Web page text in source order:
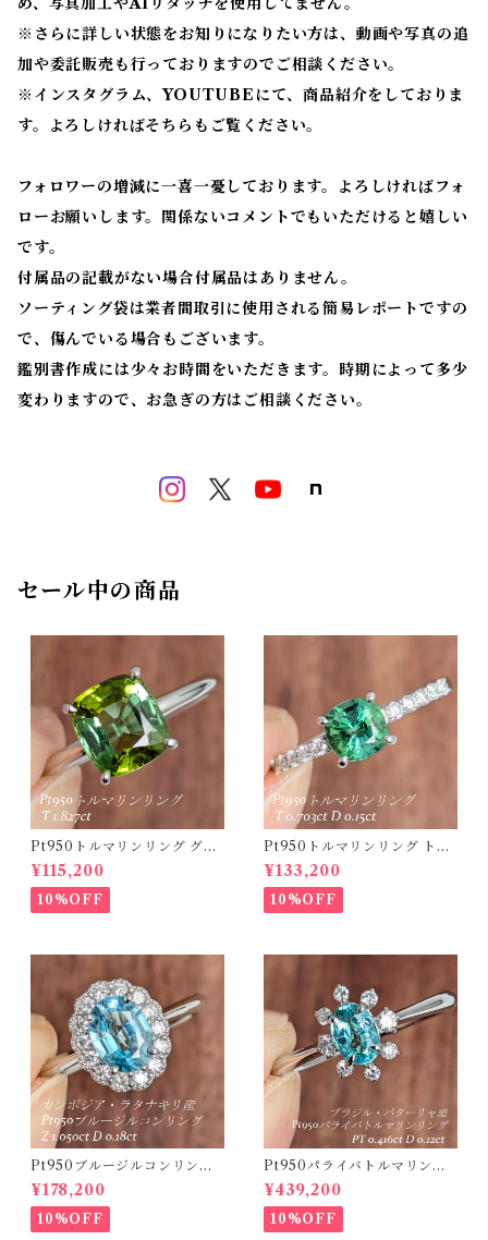
※ さらに詳しい状態をお知りになりたい方は、動画や写真の追
加や委託販売も行っておりますのでご相談ください。
※ インスタグラム、YOUTUBEにて、商品紹介をしておりま
す。よろしければそちらもご覧ください。
フォロワーの増減に一喜一憂しております。よろしければフォ
ローお願いします。関係ないコメントでもいただけると嬉しい
です。
付属品の記載がない場合付属品はありません。
ソーティング袋は業者間取引に使用される簡易レポートですの
で、傷んでいる場合もございます。
鑑別書作成には少々お時間をいただきます。時期によって多少
変わりますので、お急ぎの方はご相談ください。
セール中の商品
Pt950トルマリンリング グリ
ーントルマリン 1.827ct 【PR
O208635】
¥115,200
10%OFF
Pt950トルマリンリング トル
マリン 0.703ct ダイヤモンド
0.15ct【PRO208634】
¥133,200
10%OFF
Pt950ブルージルコンリング
カンボジア・ラタナキリ産 ブ
ルージルコン 1.050ct ダイヤ
モンド 0.18ct【PRO20868
4】
¥178,200
10%OFF
Pt950パライバトルマリンリ
ング ブラジル・バターリャ産
パライバトルマリン 0.416ct
ダイヤモンド 0.12ct【PRO2
07538】
¥439,200
10%OFF